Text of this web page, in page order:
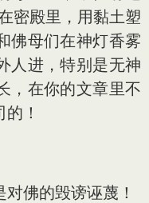
密殿里，用黏土塑
佛母们在神灯香雾
人进，特别是无神
，在你的文章里不
！
佛的毁谤诬蔑！